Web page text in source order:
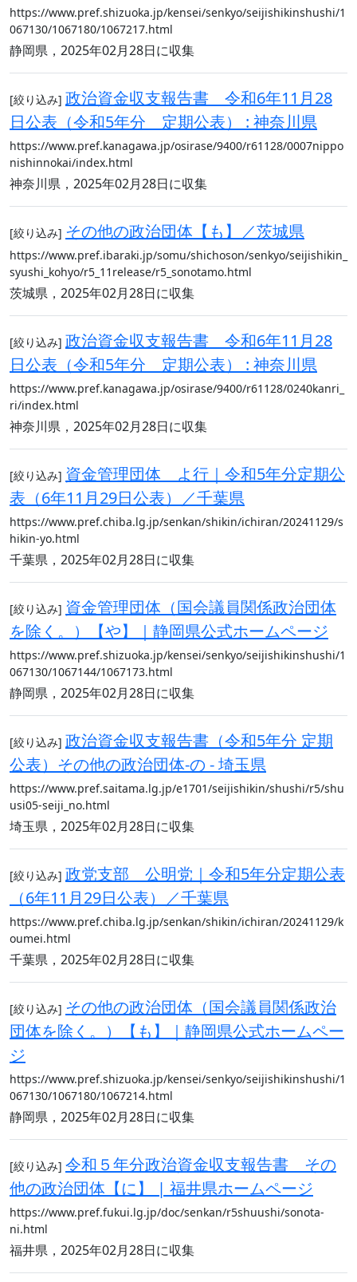
https://www.pref.shizuoka.jp/kensei/senkyo/seijishikinshushi/1
067130/1067180/1067217.html
静岡県，2025年02月28日に収集
[絞り込み] 政治資金収支報告書 令和6年11月28
日公表（令和5年分 定期公表） : 神奈川県
https://www.pref.kanagawa.jp/osirase/9400/r61128/0007nippo
nishinnokai/index.html
神奈川県，2025年02月28日に収集
[絞り込み] その他の政治団体【も】／茨城県
https://www.pref.ibaraki.jp/somu/shichoson/senkyo/seijishikin_
syushi_kohyo/r5_11release/r5_sonotamo.html
茨城県，2025年02月28日に収集
[絞り込み] 政治資金収支報告書 令和6年11月28
日公表（令和5年分 定期公表） : 神奈川県
https://www.pref.kanagawa.jp/osirase/9400/r61128/0240kanri_
ri/index.html
神奈川県，2025年02月28日に収集
[絞り込み] 資金管理団体 よ行｜令和5年分定期公
表（6年11月29日公表）／千葉県
https://www.pref.chiba.lg.jp/senkan/shikin/ichiran/20241129/s
hikin-yo.html
千葉県，2025年02月28日に収集
[絞り込み] 資金管理団体（国会議員関係政治団体
を除く。）【や】｜静岡県公式ホームページ
https://www.pref.shizuoka.jp/kensei/senkyo/seijishikinshushi/1
067130/1067144/1067173.html
静岡県，2025年02月28日に収集
[絞り込み] 政治資金収支報告書（令和5年分 定期
公表）その他の政治団体-の - 埼玉県
https://www.pref.saitama.lg.jp/e1701/seijishikin/shushi/r5/shu
usi05-seiji_no.html
埼玉県，2025年02月28日に収集
[絞り込み] 政党支部 公明党｜令和5年分定期公表
（6年11月29日公表）／千葉県
https://www.pref.chiba.lg.jp/senkan/shikin/ichiran/20241129/k
oumei.html
千葉県，2025年02月28日に収集
[絞り込み] その他の政治団体（国会議員関係政治
団体を除く。）【も】｜静岡県公式ホームペー
ジ
https://www.pref.shizuoka.jp/kensei/senkyo/seijishikinshushi/1
067130/1067180/1067214.html
静岡県，2025年02月28日に収集
[絞り込み] 令和５年分政治資金収支報告書 その
他の政治団体【に】 | 福井県ホームページ
https://www.pref.fukui.lg.jp/doc/senkan/r5shuushi/sonota-
ni.html
福井県，2025年02月28日に収集